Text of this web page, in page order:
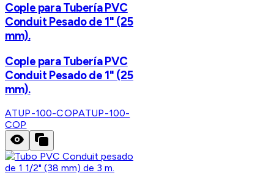
Cople para Tubería PVC
Conduit Pesado de 1" (25
mm).
Cople para Tubería PVC
Conduit Pesado de 1" (25
mm).
ATUP-100-COPATUP-100-
COP